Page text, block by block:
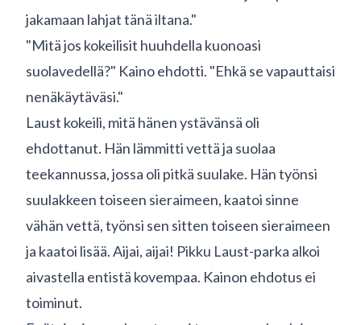
jakamaan lahjat tänä iltana."
"Mitä jos kokeilisit huuhdella kuonoasi
suolavedellä?" Kaino ehdotti. "Ehkä se vapauttaisi
nenäkäytäväsi."
Laust kokeili, mitä hänen ystävänsä oli
ehdottanut. Hän lämmitti vettä ja suolaa
teekannussa, jossa oli pitkä suulake. Hän työnsi
suulakkeen toiseen sieraimeen, kaatoi sinne
vähän vettä, työnsi sen sitten toiseen sieraimeen
ja kaatoi lisää. Aijai, aijai! Pikku Laust-parka alkoi
aivastella entistä kovempaa. Kainon ehdotus ei
toiminut.